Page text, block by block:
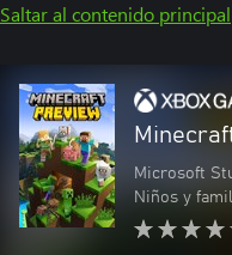
Saltar al contenido principal
Microsoft
Niños y